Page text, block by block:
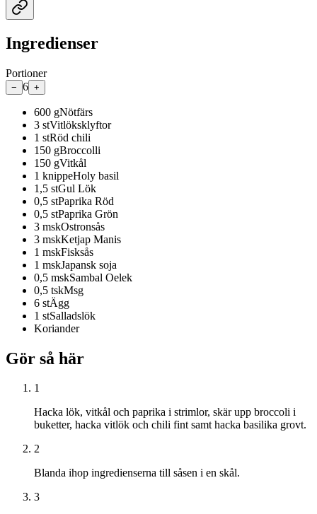
Ingredienser
Portioner
− 6 +
600 gNötfärs
3 stVitlöksklyftor
1 stRöd chili
150 gBroccolli
150 gVitkål
1 knippeHoly basil
1,5 stGul Lök
0,5 stPaprika Röd
0,5 stPaprika Grön
3 mskOstronsås
3 mskKetjap Manis
1 mskFisksås
1 mskJapansk soja
0,5 mskSambal Oelek
0,5 tskMsg
6 stÄgg
1 stSalladslök
Koriander
Gör så här
1
Hacka lök, vitkål och paprika i strimlor, skär upp broccoli i
buketter, hacka vitlök och chili fint samt hacka basilika grovt.
2
Blanda ihop ingredienserna till såsen i en skål.
3